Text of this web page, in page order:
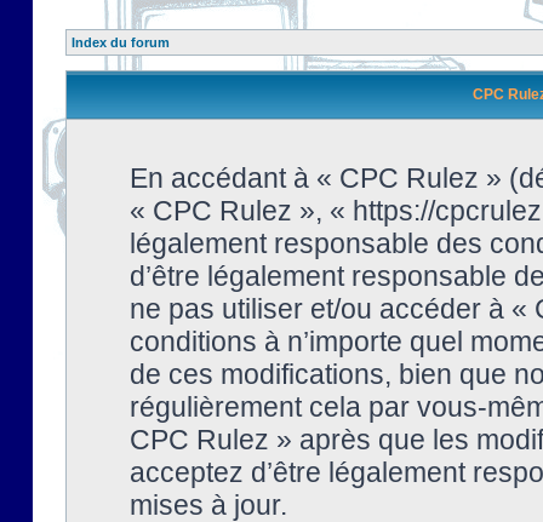
Index du forum
CPC
En accédant à « CPC Rulez »
« CPC Rulez », « https://
légalement responsable des
d’être légalement responsable
ne pas utiliser et/ou accéder à
conditions à n’importe quel
de ces modifications, bien que
régulièrement cela par vous-
CPC Rulez » après que les
acceptez d’être légalement
mises à jour.